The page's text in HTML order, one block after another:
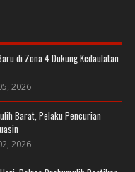
di Zona 4 Dukung Kedaulatan
2026
Barat, Pelaku Pencurian
2026